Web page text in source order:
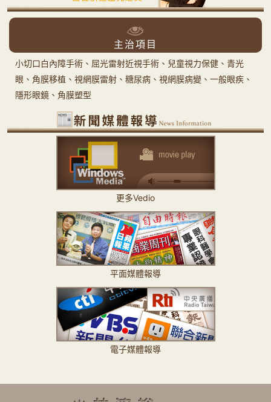
主治項目
小切口白內障手術、屈光雷射近視手術、兒童視力保健、青光
眼、角膜移植、視網膜雷射、糖尿病、視網膜病變、一般眼疾、
隱形眼鏡、角膜塑型
更多Vedio
平面媒體報導
電子媒體報導